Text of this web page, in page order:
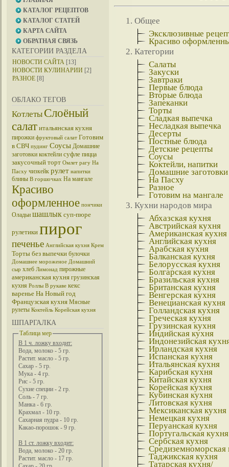
КАТАЛОГ РЕЦЕПТОВ
КАТАЛОГ СТАТЕЙ
КАРТА САЙТА
ОБРАТНАЯ СВЯЗЬ
КАТЕГОРИИ РАЗДЕЛА
НОВОСТИ САЙТА [13]
НОВОСТИ КУЛИНАРИИ [2]
РАЗНОЕ [8]
ОБЛАКО ТЕГОВ
Котлеты Слоёный
салат итальянская кухня
пирожки фруктовый салат Готовим
в СВЧ пудинг Соусы Домашние
заготовки коктейли суфле пицца
закусочный торт Омлет рагу На
Пасху чизкейк рулет напитки
блины В горшочках На мангале
Красиво
оформленное пончики
Оладьи шашлык суп-пюре
рулетики пирог
печенье Английская кухня Крем
Торты без выпечки булочки
Домашнее мороженое Домашний
сыр хлеб Лимонад пирожные
американская кухня грузинская
кухня Роллы В рукаве кекс
варенье На Новый год
Французская кухня Мясные
рулеты Коктейль Корейская кухня
ШПАРГАЛКА
Таблица мер
В 1 ч. ложку входит:
Вода, молоко - 5 гр.
Растит. масло - 5 гр.
Сахар - 5 гр.
Мука - 4 гр.
Рис - 5 гр.
Сухие специи - 2 гр.
Соль - 7 гр.
Манка - 6 гр.
Крахмал - 10 гр.
Сахарная пудра - 10 гр.
Какао-порошок - 9 гр.
В 1 ст. ложку входит:
Вода, молоко - 20 гр.
Растит. масло - 17 гр.
Общее
Эксклюзивные
Красиво
Категории
Салаты
Закуски
Завтраки
Первые блюда
Вторые блюда
Запеканки
Торты
Сладкая выпечка
Несладкая выпечка
Десерты
Постные блюда
Детские рецепты
Соусы
Коктейли, напитки
Домашние заготовки
На Пасху
Разное
Готовим на мангале
Кухни народов мира
Абхазская кухня
Австрийская кухня
Американская кухня
Английская кухня
Арабская кухня
Балканская кухня
Белорусская кухня
Болгарская кухня
Бразильская кухня
Британская кухня
Венгерская кухня
Венецианская кухня
Голландская кухня
Греческая кухня
Грузинская кухня
Индийская кухня
Индонезийская
Ирландская кухня
Испанская кухня
Итальянская кухня
Карибская кухня
Китайская кухня
Корейская кухня
Кубинская кухня
Литовская кухня
Мексиканская кухня
Немецкая кухня
Перуанская кухня
Португальская кухня
Сербская кухня
Средиземноморская
Таджикская кухня
Татарская кухня/